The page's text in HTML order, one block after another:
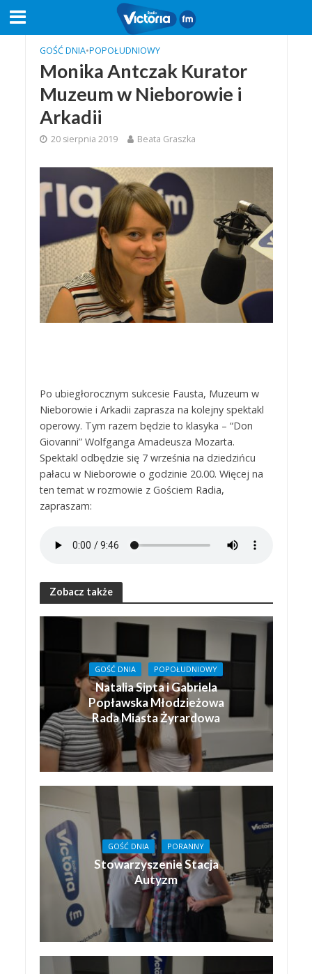
GOŚĆ DNIA•POPOŁUDNIOWY
Monika Antczak Kurator
Muzeum w Nieborowie i
Arkadii
20 sierpnia 2019 Beata Graszka
Po ubiegłorocznym sukcesie Fausta, Muzeum w
Nieborowie i Arkadii zaprasza na kolejny spektakl
operowy. Tym razem będzie to klasyka – “Don
Giovanni” Wolfganga Amadeusza Mozarta.
Spektakl odbędzie się 7 września na dziedzińcu
pałacu w Nieborowie o godzinie 20.00. Więcej na
ten temat w rozmowie z Gościem Radia,
zapraszam:
Zobacz także
GOŚĆ DNIA POPOŁUDNIOWY
Natalia Sipta i Gabriela
Popławska Młodzieżowa
Rada Miasta Żyrardowa
GOŚĆ DNIA PORANNY
Stowarzyszenie Stacja
Autyzm